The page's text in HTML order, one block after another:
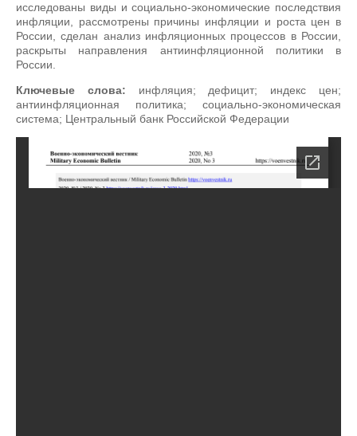
исследованы виды и социально-экономические последствия
инфляции, рассмотрены причины инфляции и роста цен в
России, сделан анализ инфляционных процессов в России,
раскрыты направления антиинфляционной политики в
России.
Ключевые слова: инфляция; дефицит; индекс цен;
антиинфляционная политика; социально-экономическая
система; Центральный банк Российской Федерации